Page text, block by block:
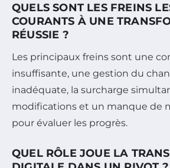
QUELS SONT LES FREINS
COURANTS À UNE
RÉUSSIE ?
Les principaux freins sont une
insuffisante, une gestion du
inadéquate, la surcharge
modifications et un manque de
pour évaluer les progrès.
QUEL RÔLE JOUE LA